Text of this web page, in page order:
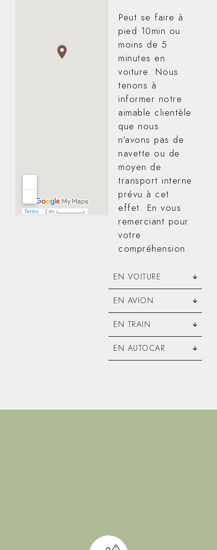
Peut se faire à
pied 10min ou
moins de 5
minutes en
voiture. Nous
tenons à
informer notre
aimable clientèle
que nous
n’avons pas de
navette ou de
moyen de
transport interne
prévu à cet
effet. En vous
remerciant pour
votre
compréhension.
EN VOITURE
EN AVION
EN TRAIN
EN AUTOCAR